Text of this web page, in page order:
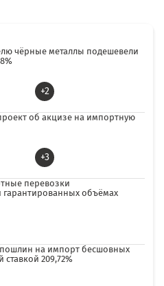
чёрные металлы подешевели
+2
об акцизе на импортную
+3
перевозки
гарантированных объёмах
на импорт бесшовных
209,72%